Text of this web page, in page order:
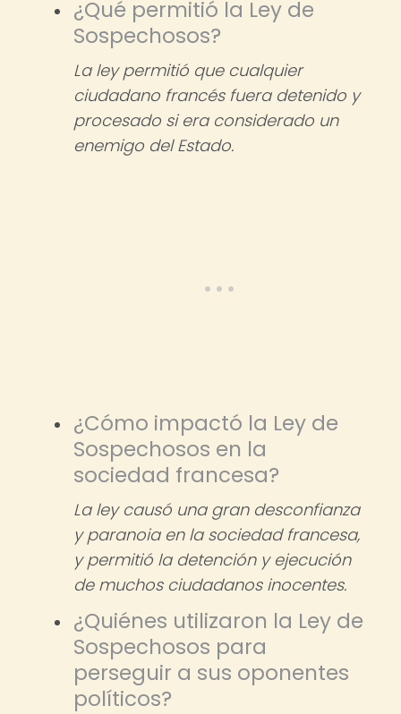
¿Qué permitió la Ley de
Sospechosos?
La ley permitió que cualquier
ciudadano francés fuera detenido y
procesado si era considerado un
enemigo del Estado.
¿Cómo impactó la Ley de
Sospechosos en la
sociedad francesa?
La ley causó una gran desconfianza
y paranoia en la sociedad francesa,
y permitió la detención y ejecución
de muchos ciudadanos inocentes.
¿Quiénes utilizaron la Ley de
Sospechosos para
perseguir a sus oponentes
políticos?